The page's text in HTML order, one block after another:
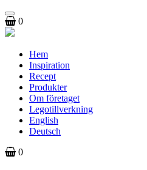
Toggle
navigation
0
Hem
Inspiration
Recept
Produkter
Om företaget
Legotillverkning
English
Deutsch
0